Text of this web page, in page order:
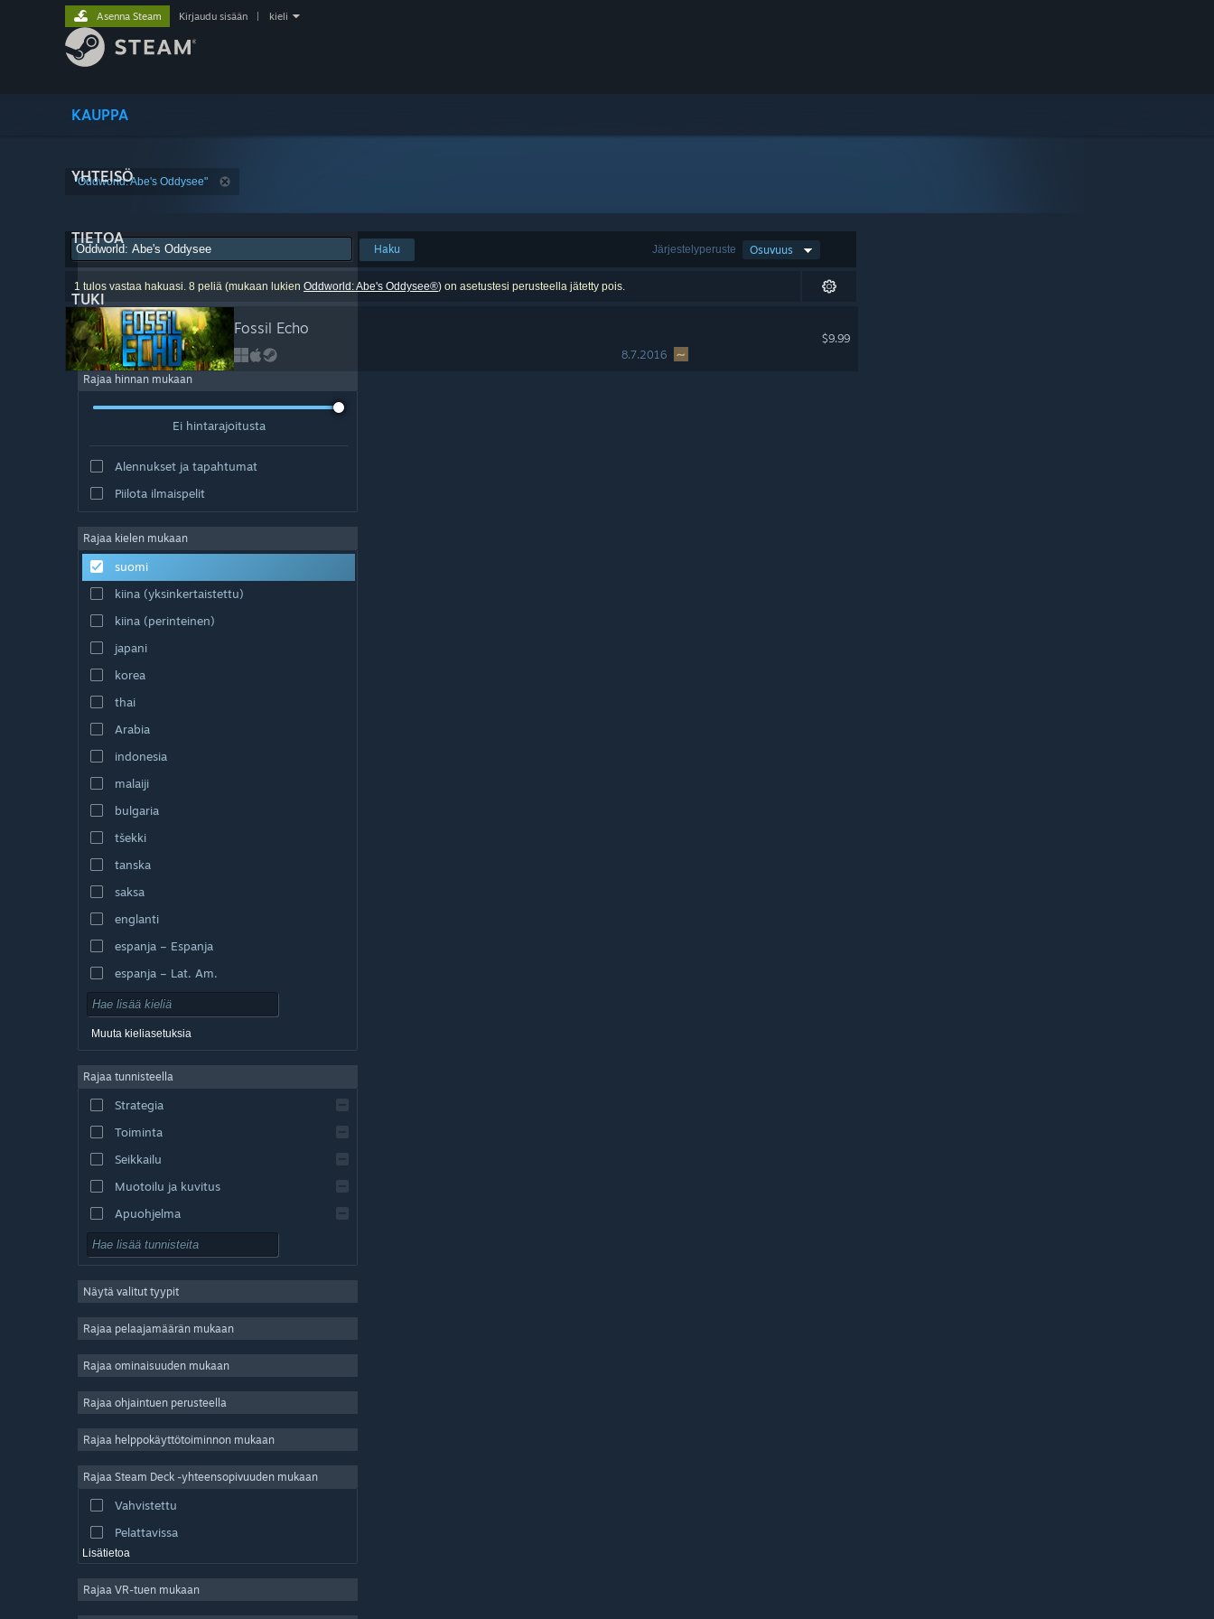
KAUPPA
YHTEISÖ
TIETOA
TUKI
Asenna Steam Kirjaudu sisään kieli
"Oddworld: Abe's Oddysee"
Järjestelyperuste Osuvuus
Haku
1 tulos vastaa hakuasi. 8 peliä (mukaan lukien Oddworld: Abe's Oddysee®) on asetustesi perusteella jätetty pois.
Fossil Echo
8.7.2016
$9.99
Rajaa hinnan mukaan
Ei hintarajoitusta
Alennukset ja tapahtumat
Piilota ilmaispelit
Rajaa kielen mukaan
suomi
kiina (yksinkertaistettu)
kiina (perinteinen)
japani
korea
thai
Arabia
indonesia
malaiji
bulgaria
tšekki
tanska
saksa
englanti
espanja – Espanja
espanja – Lat. Am.
Muuta kieliasetuksia
Rajaa tunnisteella
Strategia
Toiminta
Seikkailu
Muotoilu ja kuvitus
Apuohjelma
Pelaa ilmaiseksi
Massiivinen moninpeli
Indie
Simulaatio
Videotuotanto
Kuvankäsittely
Näytä valitut tyypit
Rajaa pelaajamäärän mukaan
Rajaa ominaisuuden mukaan
Rajaa ohjaintuen perusteella
Rajaa helppokäyttötoiminnon mukaan
Rajaa Steam Deck -yhteensopivuuden mukaan
Vahvistettu
Pelattavissa
Lisätietoa
Rajaa VR-tuen mukaan